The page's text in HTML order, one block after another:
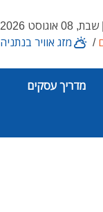
2026
/ מזג אוויר בנתניה
מדריך עסקים